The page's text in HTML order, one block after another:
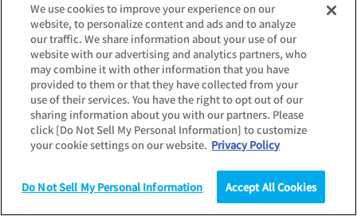
統計（データ） コラム
ーンシップ・仕事体験の影響
最新調査更新日：2025.12.11
調査対象：
個人
入社半年後調査
を調査
【主な項目】
We use cookies to improve your experience on our
website, to personalize content and ads and to analyze
our traffic. We share information about your use of our
website with our advertising and analytics partners, who
may combine it with other information that you have
provided to them or that they have collected from your
use of their services. You have the right to opt out of our
sharing information about you with our partners. Please
click [Do Not Sell My Personal Information] to customize
your cookie settings on our website. Privacy Policy
Do Not Sell My Personal Information Accept All Cookies